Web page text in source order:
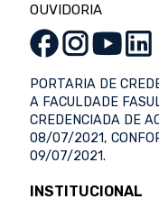
OUVIDORIA
PORTARIA DE
A FACULDADE
CREDENCIADA DE
08/07/2021,
09/07/2021.
INSTITUCIONAL